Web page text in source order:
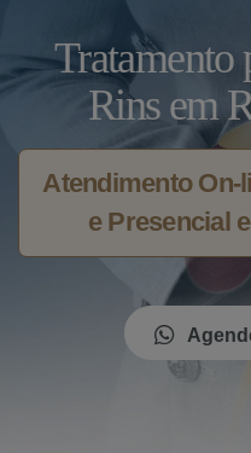
Tratamento
Rins em
Atendimento On-
e Presencial